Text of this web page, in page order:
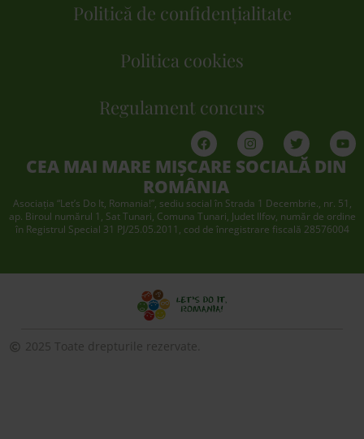
Politică de confidențialitate
Politica cookies
Regulament concurs
CEA MAI MARE MIȘCARE SOCIALĂ DIN
ROMÂNIA
Asociaţia “Let’s Do It, Romania!”, sediu social în Strada 1 Decembrie., nr. 51,
ap. Biroul numărul 1, Sat Tunari, Comuna Tunari, Judet Ilfov, număr de ordine
în Registrul Special 31 PJ/25.05.2011, cod de înregistrare fiscală 28576004
2025 Toate drepturile rezervate.